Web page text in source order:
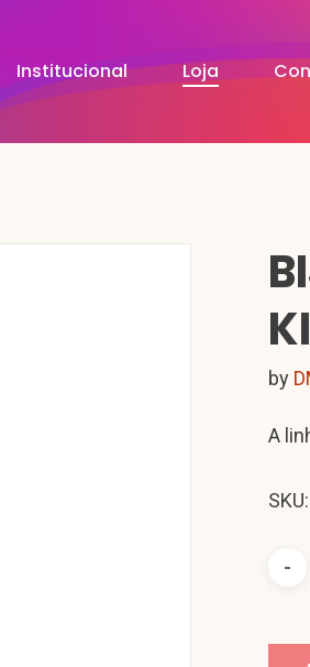
Institucional Loja
by
A